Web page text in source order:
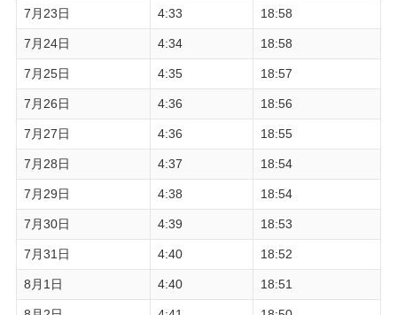
7月23日 4:33 18:58
7月24日 4:34 18:58
7月25日 4:35 18:57
7月26日 4:36 18:56
7月27日 4:36 18:55
7月28日 4:37 18:54
7月29日 4:38 18:54
7月30日 4:39 18:53
7月31日 4:40 18:52
8月1日 4:40 18:51